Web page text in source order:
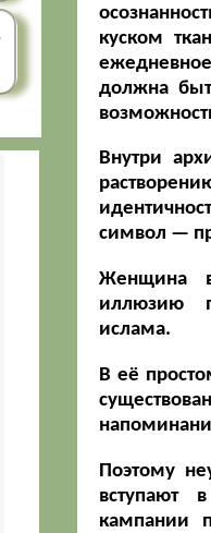
куском
должна
Внутри
символ —
Женщина
иллюзию
ислама.
В её
Поэтому
вступают
кампании